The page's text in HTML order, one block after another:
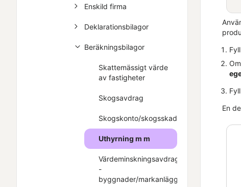
Enskild firma
Deklarationsbilagor
Beräkningsbilagor
Skattemässigt värde
av fastigheter
Skogsavdrag
Skogskonto/skogsskadekonto
Uthyrning m m
Värdeminskningsavdrag
-
byggnader/markanläggningar
En